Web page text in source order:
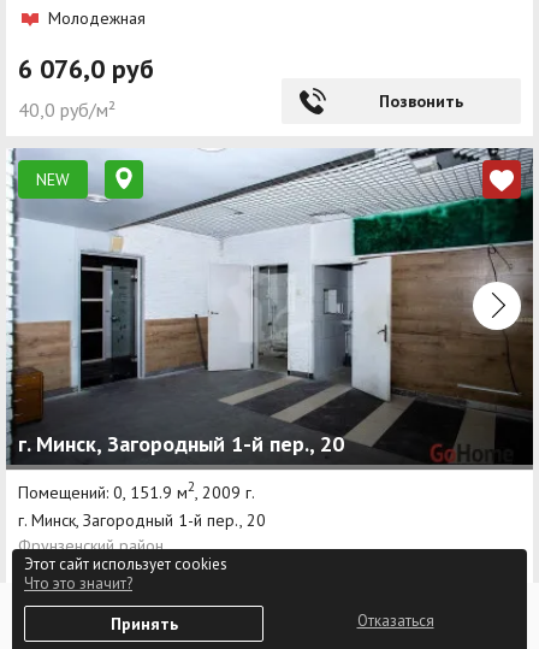
Молодежная
6 076,0 руб
40,0 руб/м² Позвонить
NEW
г. Минск, Загородный 1-й пер., 20
Помещений: 0, 151.9 м2 , 2009 г.
г. Минск, Загородный 1-й пер., 20
Фрунзенский район
Молодежная
6 076,0 руб
Избранное Войти
Этот сайт использует cookies
Что это значит?
Принять Отказаться